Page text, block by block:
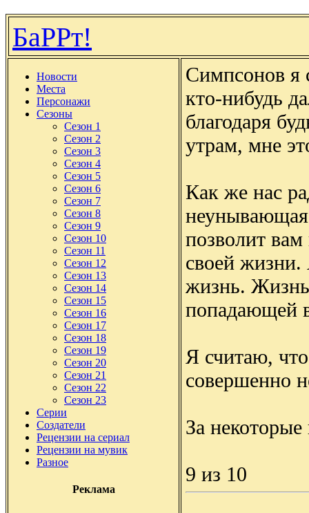
БаРРт!
Новости
Места
Персонажи
Сезоны
Сезон 1
Сезон 2
Сезон 3
Сезон 4
Сезон 5
Сезон 6
Сезон 7
Сезон 8
Сезон 9
Сезон 10
Сезон 11
Сезон 12
Сезон 13
Сезон 14
Сезон 15
Сезон 16
Сезон 17
Сезон 18
Сезон 19
Сезон 20
Сезон 21
Сезон 22
Сезон 23
Серии
Создатели
Рецензии на сериал
Рецензии на мувик
Разное
Реклама
Симпсонов я
кто-нибудь
благодаря
утрам, мне
Как же нас
позволит
своей
жизнь. Жизнь
попадающей
Я считаю,
совершенно
За
9 из 10